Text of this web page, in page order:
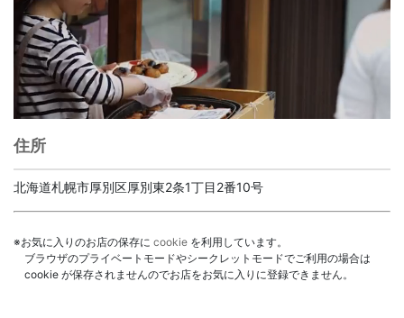
住所
北海道札幌市厚別区厚別東2条1丁目2番10号
※お気に入りのお店の保存に cookie を利用しています。
ブラウザのプライベートモードやシークレットモードでご利用の場合は
cookie が保存されませんのでお店をお気に入りに登録できません。